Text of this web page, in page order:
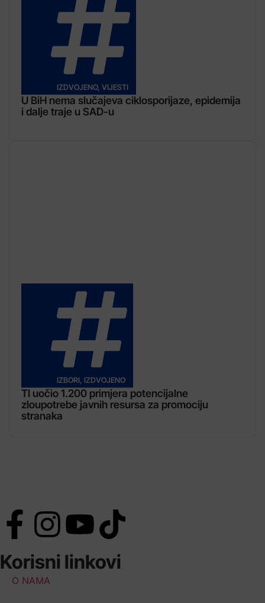
IZDVOJENO, VIJESTI
U BiH nema slučajeva ciklosporijaze, epidemija
i dalje traje u SAD-u
IZBORI, IZDVOJENO
TI uočio 1.200 primjera potencijalne
zloupotrebe javnih resursa za promociju
stranaka
Korisni linkovi
O NAMA